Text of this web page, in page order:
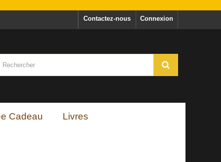
Connexion
Contactez-nous
Cadeau Livres